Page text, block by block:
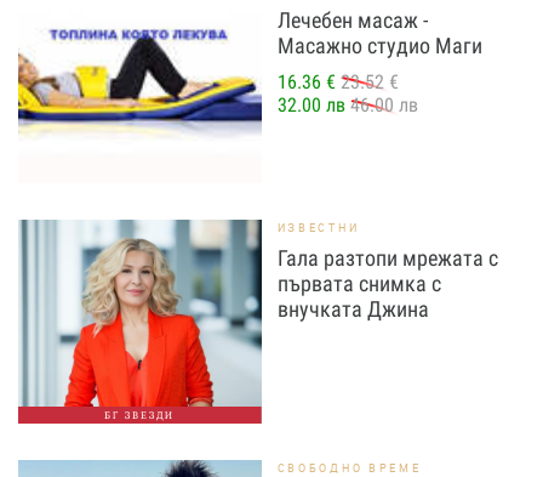
Лечебен масаж -
Масажно студио Маги
16.36 € 23.52 €
32.00 лв 46.00 лв
БГ ЗВЕЗДИ
ИЗВЕСТНИ
Гала разтопи мрежата с
първата снимка с
внучката Джина
СВОБОДНО ВРЕМЕ